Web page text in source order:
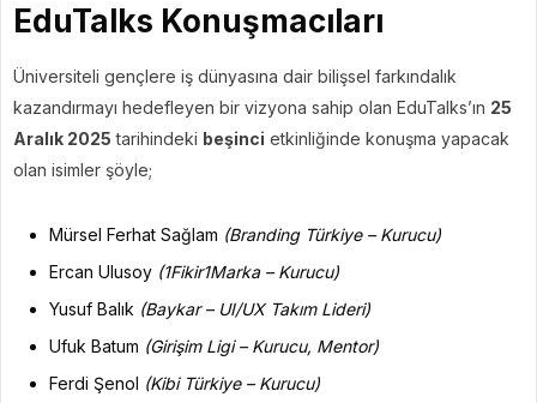
EduTalks Konuşmacıları
Üniversiteli gençlere iş dünyasına dair bilişsel farkındalık
kazandırmayı hedefleyen bir vizyona sahip olan EduTalks’ın 25
Aralık 2025 tarihindeki beşinci etkinliğinde konuşma yapacak
olan isimler şöyle;
Mürsel Ferhat Sağlam (Branding Türkiye – Kurucu)
Ercan Ulusoy (1Fikir1Marka – Kurucu)
Yusuf Balık (Baykar – UI/UX Takım Lideri)
Ufuk Batum (Girişim Ligi – Kurucu, Mentor)
Ferdi Şenol (Kibi Türkiye – Kurucu)